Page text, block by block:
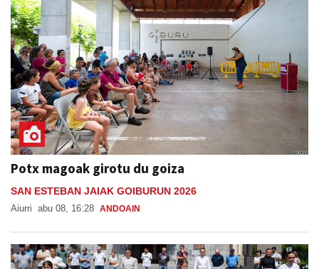
Potx magoak girotu du goiza
SAN ESTEBAN JAIAK GOIBURUN 2026
Aiurri abu 08, 16:28 ANDOAIN